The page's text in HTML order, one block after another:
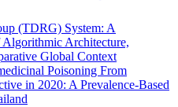
(TDRG) System: A
Architecture,
Global Context
Poisoning From
in 2020: A Prevalence-Based